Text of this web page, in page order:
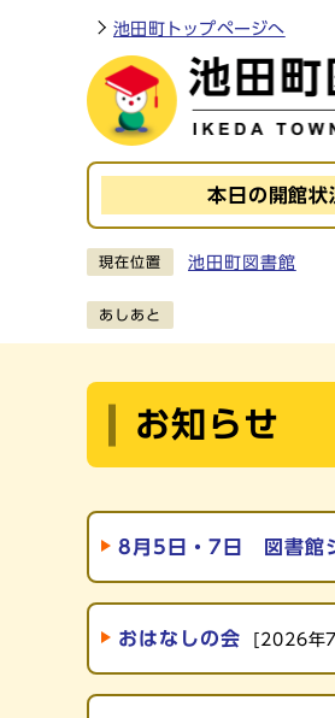
池田町トップページへ
本日の 開館状
ここから本文です
現在位置 池田町図書館
あしあと
お知らせ
メインメニュー
8月5日・7日 図書館
おはなしの会 [2026年